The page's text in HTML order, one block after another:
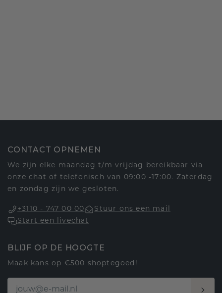
CONTACT OPNEMEN
We zijn elke maandag t/m vrijdag bereikbaar via
onze chat of telefonisch van 09:00 -17:00. Zaterdag
en zondag zijn we gesloten.
+3110 - 747 00 00
Stuur ons een mail
Start een livechat
BLIJF OP DE HOOGTE
Maak kans op €500 shoptegoed!